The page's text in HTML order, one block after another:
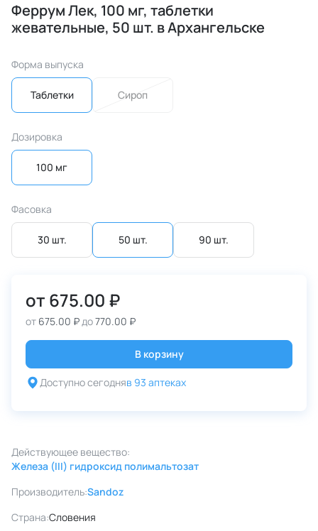
Феррум Лек, 100 мг, таблетки
жевательные, 50 шт. в Архангельске
Форма выпуска
Таблетки Сироп
Дозировка
100 мг
Фасовка
30 шт. 50 шт. 90 шт.
от 675.00 ₽
от 675.00 ₽до770.00 ₽
В корзину
Доступно сегодняв 93 аптеках
Действующее вещество:
Железа (III) гидроксид полимальтозат
Производитель:Sandoz
Страна:Словения